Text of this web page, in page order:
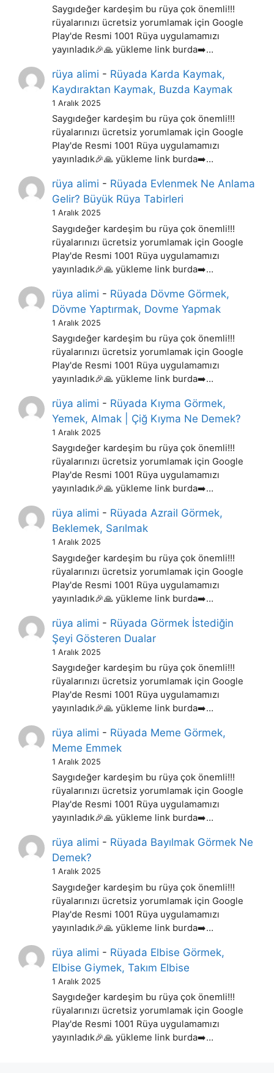
Saygıdeğer kardeşim bu rüya çok önemli!!!
rüyalarınızı ücretsiz yorumlamak için Google
Play'de Resmi 1001 Rüya uygulamamızı
yayınladık🎉🙏 yükleme link burda➡️…
rüya alimi - Rüyada Karda Kaymak,
Kaydıraktan Kaymak, Buzda Kaymak
1 Aralık 2025
Saygıdeğer kardeşim bu rüya çok önemli!!!
rüyalarınızı ücretsiz yorumlamak için Google
Play'de Resmi 1001 Rüya uygulamamızı
yayınladık🎉🙏 yükleme link burda➡️…
rüya alimi - Rüyada Evlenmek Ne Anlama
Gelir? Büyük Rüya Tabirleri
1 Aralık 2025
Saygıdeğer kardeşim bu rüya çok önemli!!!
rüyalarınızı ücretsiz yorumlamak için Google
Play'de Resmi 1001 Rüya uygulamamızı
yayınladık🎉🙏 yükleme link burda➡️…
rüya alimi - Rüyada Dövme Görmek,
Dövme Yaptırmak, Dovme Yapmak
1 Aralık 2025
Saygıdeğer kardeşim bu rüya çok önemli!!!
rüyalarınızı ücretsiz yorumlamak için Google
Play'de Resmi 1001 Rüya uygulamamızı
yayınladık🎉🙏 yükleme link burda➡️…
rüya alimi - Rüyada Kıyma Görmek,
Yemek, Almak | Çiğ Kıyma Ne Demek?
1 Aralık 2025
Saygıdeğer kardeşim bu rüya çok önemli!!!
rüyalarınızı ücretsiz yorumlamak için Google
Play'de Resmi 1001 Rüya uygulamamızı
yayınladık🎉🙏 yükleme link burda➡️…
rüya alimi - Rüyada Azrail Görmek,
Beklemek, Sarılmak
1 Aralık 2025
Saygıdeğer kardeşim bu rüya çok önemli!!!
rüyalarınızı ücretsiz yorumlamak için Google
Play'de Resmi 1001 Rüya uygulamamızı
yayınladık🎉🙏 yükleme link burda➡️…
rüya alimi - Rüyada Görmek İstediğin
Şeyi Gösteren Dualar
1 Aralık 2025
Saygıdeğer kardeşim bu rüya çok önemli!!!
rüyalarınızı ücretsiz yorumlamak için Google
Play'de Resmi 1001 Rüya uygulamamızı
yayınladık🎉🙏 yükleme link burda➡️…
rüya alimi - Rüyada Meme Görmek,
Meme Emmek
1 Aralık 2025
Saygıdeğer kardeşim bu rüya çok önemli!!!
rüyalarınızı ücretsiz yorumlamak için Google
Play'de Resmi 1001 Rüya uygulamamızı
yayınladık🎉🙏 yükleme link burda➡️…
rüya alimi - Rüyada Bayılmak Görmek Ne
Demek?
1 Aralık 2025
Saygıdeğer kardeşim bu rüya çok önemli!!!
rüyalarınızı ücretsiz yorumlamak için Google
Play'de Resmi 1001 Rüya uygulamamızı
yayınladık🎉🙏 yükleme link burda➡️…
rüya alimi - Rüyada Elbise Görmek,
Elbise Giymek, Takım Elbise
1 Aralık 2025
Saygıdeğer kardeşim bu rüya çok önemli!!!
rüyalarınızı ücretsiz yorumlamak için Google
Play'de Resmi 1001 Rüya uygulamamızı
yayınladık🎉🙏 yükleme link burda➡️…